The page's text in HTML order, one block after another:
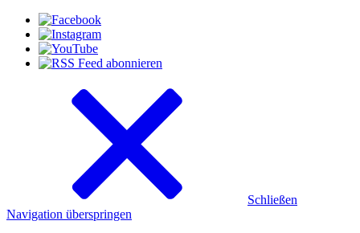
Schließen
Navigation überspringen